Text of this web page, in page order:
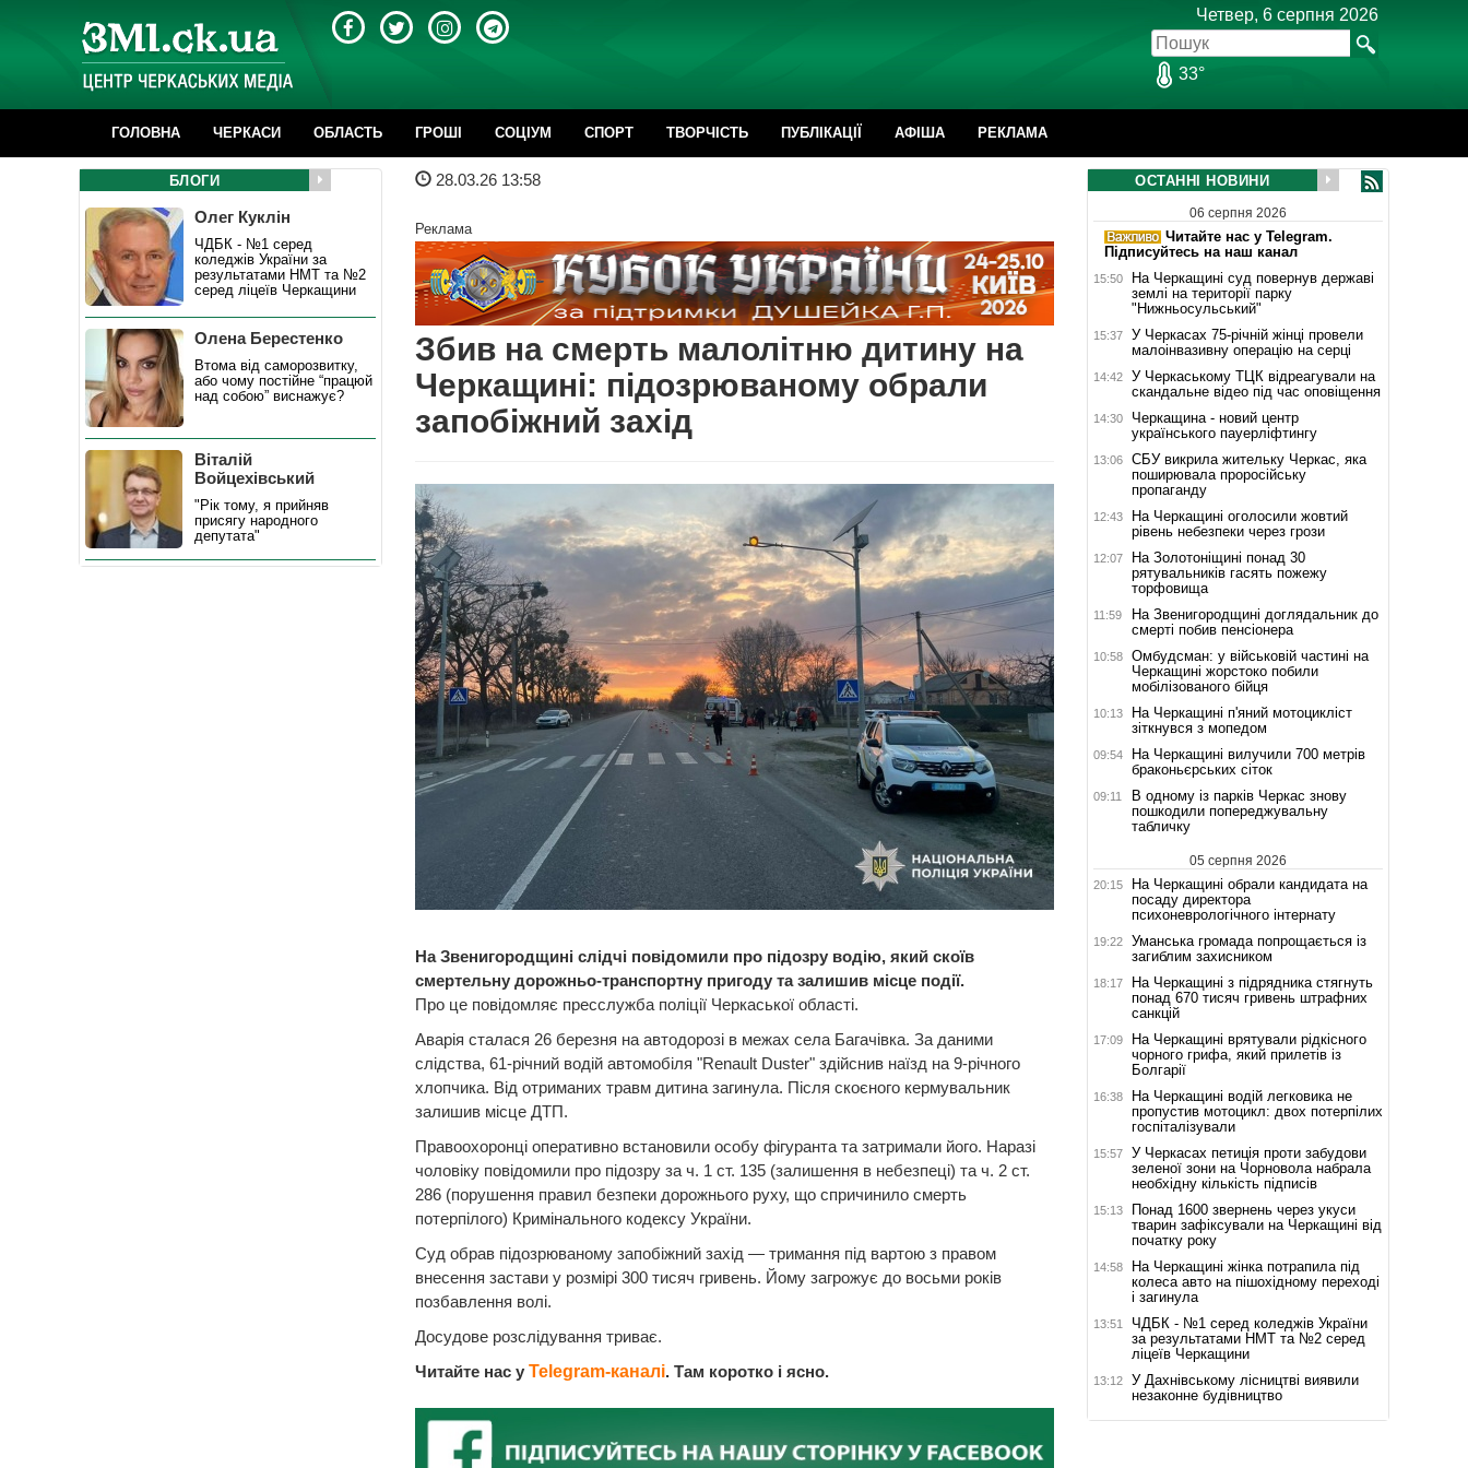
Четвер, 6 серпня 2026
33°
ГОЛОВНА ЧЕРКАСИ ОБЛАСТЬ ГРОШІ CОЦІУМ СПОРТ ТВОРЧІСТЬ ПУБЛІКАЦІЇ АФІША РЕКЛАМА
28.03.26 13:58
Реклама
Збив на смерть малолітню дитину на
Черкащині: підозрюваному обрали
запобіжний захід
На Звенигородщині слідчі повідомили про підозру водію, який скоїв
смертельну дорожньо-транспортну пригоду та залишив місце події.
Про це повідомляє пресслужба поліції Черкаської області.
Аварія сталася 26 березня на автодорозі в межах села Багачівка. За даними
слідства, 61-річний водій автомобіля "Renault Duster" здійснив наїзд на 9-річного
хлопчика. Від отриманих травм дитина загинула. Після скоєного кермувальник
залишив місце ДТП.
Правоохоронці оперативно встановили особу фігуранта та затримали його. Наразі
чоловіку повідомили про підозру за ч. 1 ст. 135 (залишення в небезпеці) та ч. 2 ст.
286 (порушення правил безпеки дорожнього руху, що спричинило смерть
потерпілого) Кримінального кодексу України.
Суд обрав підозрюваному запобіжний захід — тримання під вартою з правом
внесення застави у розмірі 300 тисяч гривень. Йому загрожує до восьми років
позбавлення волі.
Досудове розслідування триває.
Читайте нас у Telegram-каналі. Там коротко і ясно.
БЛОГИ
Олег Куклін
ЧДБК - №1 серед
коледжів України за
результатами НМТ та №2
серед ліцеїв Черкащини
Олена Берестенко
Втома від саморозвитку,
або чому постійне “працюй
над собою” виснажує?
Віталій
Войцехівський
"Рік тому, я прийняв
присягу народного
депутата"
ОСТАННІ НОВИНИ
06 серпня 2026
Читайте нас у Telegram.
Підписуйтесь на наш канал
15:50
На Черкащині суд повернув державі
землі на території парку
"Нижньосульський"
15:37
У Черкасах 75-річній жінці провели
малоінвазивну операцію на серці
14:42
У Черкаському ТЦК відреагували на
скандальне відео під час оповіщення
14:30
Черкащина - новий центр
українського пауерліфтингу
13:06
СБУ викрила жительку Черкас, яка
поширювала проросійську
пропаганду
12:43
На Черкащині оголосили жовтий
рівень небезпеки через грози
12:07
На Золотоніщині понад 30
рятувальників гасять пожежу
торфовища
11:59
На Звенигородщині доглядальник до
смерті побив пенсіонера
10:58
Омбудсман: у військовій частині на
Черкащині жорстоко побили
мобілізованого бійця
10:13
На Черкащині п'яний мотоцикліст
зіткнувся з мопедом
09:54
На Черкащині вилучили 700 метрів
браконьєрських сіток
09:11
В одному із парків Черкас знову
пошкодили попереджувальну
табличку
05 серпня 2026
20:15
На Черкащині обрали кандидата на
посаду директора
психоневрологічного інтернату
19:22
Уманська громада попрощається із
загиблим захисником
18:17
На Черкащині з підрядника стягнуть
понад 670 тисяч гривень штрафних
санкцій
17:09
На Черкащині врятували рідкісного
чорного грифа, який прилетів із
Болгарії
16:38
На Черкащині водій легковика не
пропустив мотоцикл: двох потерпілих
госпіталізували
15:57
У Черкасах петиція проти забудови
зеленої зони на Чорновола набрала
необхідну кількість підписів
15:13
Понад 1600 звернень через укуси
тварин зафіксували на Черкащині від
початку року
14:58
На Черкащині жінка потрапила під
колеса авто на пішохідному переході
і загинула
13:51
ЧДБК - №1 серед коледжів України
за результатами НМТ та №2 серед
ліцеїв Черкащини
13:12
У Дахнівському лісництві виявили
незаконне будівництво